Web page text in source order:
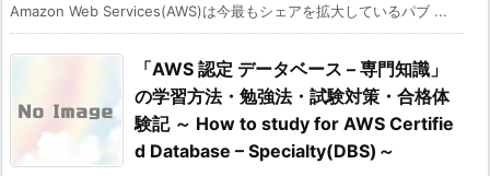
Amazon Web Services(AWS)は今最もシェアを拡大しているパブ ...
「AWS 認定 データベース – 専門知識」
の学習方法・勉強法・試験対策・合格体
験記 ～ How to study for AWS Certifie
d Database – Specialty(DBS)～